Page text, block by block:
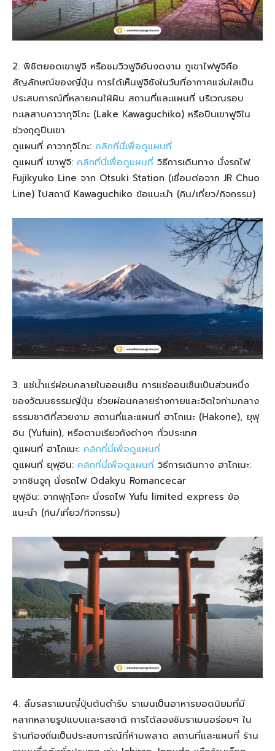
2. พิชิตยอดเขาฟูจิ หรือชมวิวฟูจิอันงดงาม ภูเขาไฟฟูจิคือ
สัญลักษณ์ของญี่ปุ่น การได้เห็นฟูจิซังในวันที่อากาศแจ่มใสเป็น
ประสบการณ์ที่หลายคนใฝ่ฝัน สถานที่และแผนที่ บริเวณรอบ
ทะเลสาบคาวากุจิโกะ (Lake Kawaguchiko) หรือปีนเขาฟูจิใน
ช่วงฤดูปีนเขา
ดูแผนที่ คาวากุจิโกะ: คลิกที่นี่เพื่อดูแผนที่
ดูแผนที่ เขาฟูจิ: คลิกที่นี่เพื่อดูแผนที่ วิธีการเดินทาง นั่งรถไฟ
Fujikyuko Line จาก Otsuki Station (เชื่อมต่อจาก JR Chuo
Line) ไปสถานี Kawaguchiko ข้อแนะนำ (กิน/เที่ยว/กิจกรรม)
3. แช่น้ำแร่ผ่อนคลายในออนเซ็น การแช่ออนเซ็นเป็นส่วนหนึ่ง
ของวัฒนธรรมญี่ปุ่น ช่วยผ่อนคลายร่างกายและจิตใจท่ามกลาง
ธรรมชาติที่สวยงาม สถานที่และแผนที่ ฮาโกเนะ (Hakone), ยุฟุ
อิน (Yufuin), หรือตามเรียวกังต่างๆ ทั่วประเทศ
ดูแผนที่ ฮาโกเนะ: คลิกที่นี่เพื่อดูแผนที่
ดูแผนที่ ยุฟุอิน: คลิกที่นี่เพื่อดูแผนที่ วิธีการเดินทาง ฮาโกเนะ:
จากชินจูกุ นั่งรถไฟ Odakyu Romancecar
ยุฟุอิน: จากฟุกุโอกะ นั่งรถไฟ Yufu limited express ข้อ
แนะนำ (กิน/เที่ยว/กิจกรรม)
4. ลิ้มรสราเมนญี่ปุ่นต้นตำรับ ราเมนเป็นอาหารยอดนิยมที่มี
หลากหลายรูปแบบและรสชาติ การได้ลองชิมราเมนอร่อยๆ ใน
ร้านท้องถิ่นเป็นประสบการณ์ที่ห้ามพลาด สถานที่และแผนที่ ร้าน